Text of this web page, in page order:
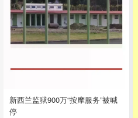
新西兰监狱900万“按摩服务”被喊
停